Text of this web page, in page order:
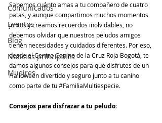
Comunicados
Eventos
Blog
Noticias principales
Muejres
Sabemos cuánto amas a tu compañero de cuatro
patas, y aunque compartimos muchos momentos
juntos y creamos recuerdos inolvidables, no
debemos olvidar que nuestros peludos amigos
tienen necesidades y cuidados diferentes. Por eso,
desde el Centro Canino de la Cruz Roja Bogotá, te
damos algunos consejos para que disfrutes de un
Halloween divertido y seguro junto a tu canino
como parte de tu #FamiliaMultiespecie.
Consejos para disfrazar a tu peludo: